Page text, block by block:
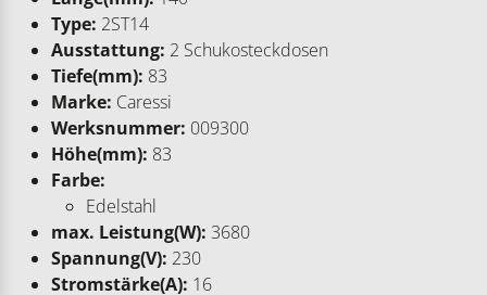
Type: 2ST14
Ausstattung: 2 Schukosteckdosen
Tiefe(mm): 83
Marke: Caressi
Werksnummer: 009300
Höhe(mm): 83
Farbe:
Edelstahl
max. Leistung(W): 3680
Spannung(V): 230
Stromstärke(A): 16